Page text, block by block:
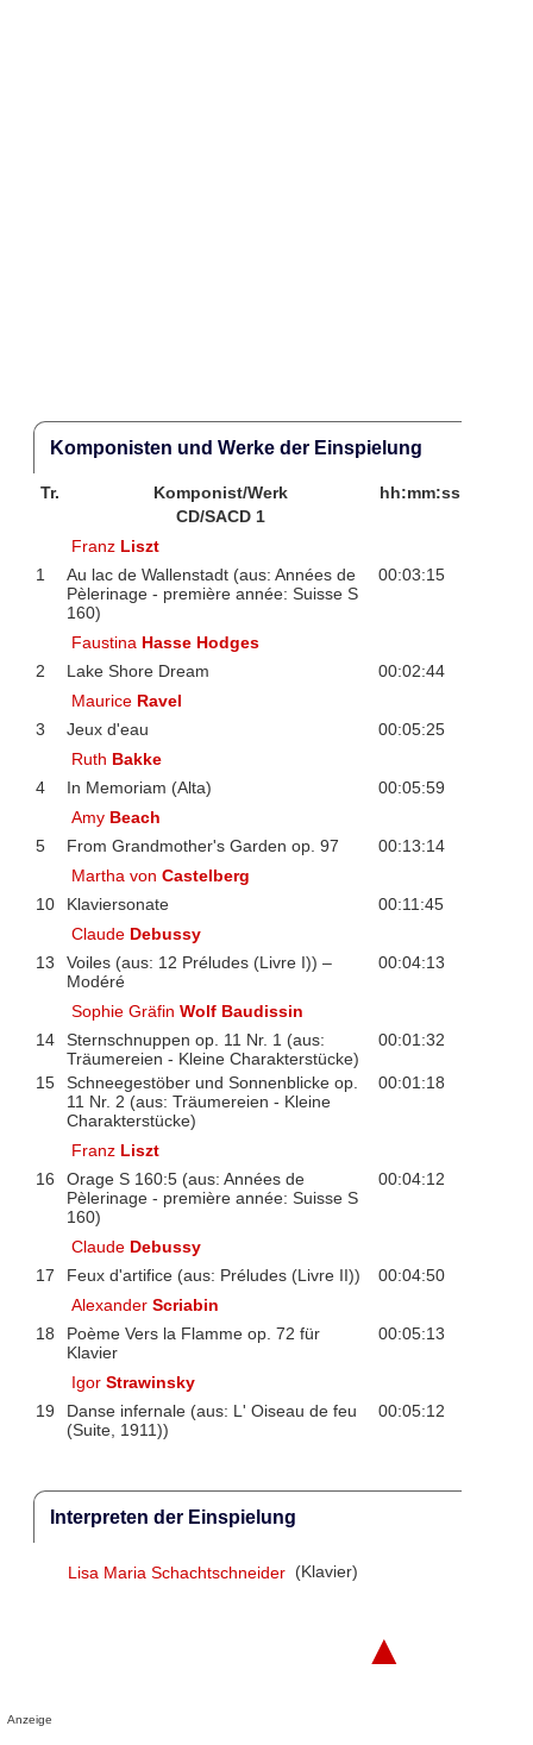
Komponisten und Werke der Einspielung
Tr. Komponist/Werk
hh:mm:ss
CD/SACD 1
Franz Liszt
1
Au lac de Wallenstadt (aus: Années de
Pèlerinage - première année: Suisse S
160)
00:03:15
Faustina Hasse Hodges
2
Lake Shore Dream
00:02:44
Maurice Ravel
3
Jeux d'eau
00:05:25
Ruth Bakke
4
In Memoriam (Alta)
00:05:59
Amy Beach
5
From Grandmother's Garden op. 97
00:13:14
Martha vonCastelberg
10
Klaviersonate
00:11:45
Claude Debussy
13
Voiles (aus: 12 Préludes (Livre I)) –
Modéré
00:04:13
Sophie GräfinWolf Baudissin
14
Sternschnuppen op. 11 Nr. 1 (aus:
Träumereien - Kleine Charakterstücke)
00:01:32
15
Schneegestöber und Sonnenblicke op.
11 Nr. 2 (aus: Träumereien - Kleine
Charakterstücke)
00:01:18
Franz Liszt
16
Orage S 160:5 (aus: Années de
Pèlerinage - première année: Suisse S
160)
00:04:12
Claude Debussy
17
Feux d'artifice (aus: Préludes (Livre II))
00:04:50
AlexanderScriabin
18
Poème Vers la Flamme op. 72 für
Klavier
00:05:13
IgorStrawinsky
19
Danse infernale (aus: L' Oiseau de feu
(Suite, 1911))
00:05:12
Interpreten der Einspielung
Lisa Maria Schachtschneider (Klavier)
▲
Anzeige